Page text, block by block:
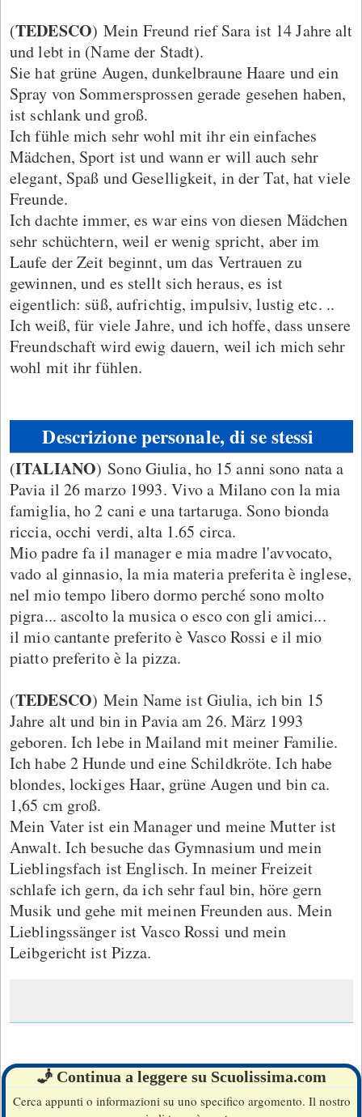
(TEDESCO) Mein Freund rief Sara ist 14 Jahre alt
und lebt in (Name der Stadt).
Sie hat grüne Augen, dunkelbraune Haare und ein
Spray von Sommersprossen gerade gesehen haben,
ist schlank und groß.
Ich fühle mich sehr wohl mit ihr ein einfaches
Mädchen, Sport ist und wann er will auch sehr
elegant, Spaß und Geselligkeit, in der Tat, hat viele
Freunde.
Ich dachte immer, es war eins von diesen Mädchen
sehr schüchtern, weil er wenig spricht, aber im
Laufe der Zeit beginnt, um das Vertrauen zu
gewinnen, und es stellt sich heraus, es ist
eigentlich: süß, aufrichtig, impulsiv, lustig etc. ..
Ich weiß, für viele Jahre, und ich hoffe, dass unsere
Freundschaft wird ewig dauern, weil ich mich sehr
wohl mit ihr fühlen.
Descrizione personale, di se stessi
(ITALIANO) Sono Giulia, ho 15 anni sono nata a
Pavia il 26 marzo 1993. Vivo a Milano con la mia
famiglia, ho 2 cani e una tartaruga. Sono bionda
riccia, occhi verdi, alta 1.65 circa.
Mio padre fa il manager e mia madre l'avvocato,
vado al ginnasio, la mia materia preferita è inglese,
nel mio tempo libero dormo perché sono molto
pigra... ascolto la musica o esco con gli amici...
il mio cantante preferito è Vasco Rossi e il mio
piatto preferito è la pizza.
(TEDESCO) Mein Name ist Giulia, ich bin 15
Jahre alt und bin in Pavia am 26. März 1993
geboren. Ich lebe in Mailand mit meiner Familie.
Ich habe 2 Hunde und eine Schildkröte. Ich habe
blondes, lockiges Haar, grüne Augen und bin ca.
1,65 cm groß.
Mein Vater ist ein Manager und meine Mutter ist
Anwalt. Ich besuche das Gymnasium und mein
Lieblingsfach ist Englisch. In meiner Freizeit
schlafe ich gern, da ich sehr faul bin, höre gern
Musik und gehe mit meinen Freunden aus. Mein
Lieblingssänger ist Vasco Rossi und mein
Leibgericht ist Pizza.
🧞 Continua a leggere su Scuolissima.com
Cerca appunti o informazioni su uno specifico argomento. Il nostro